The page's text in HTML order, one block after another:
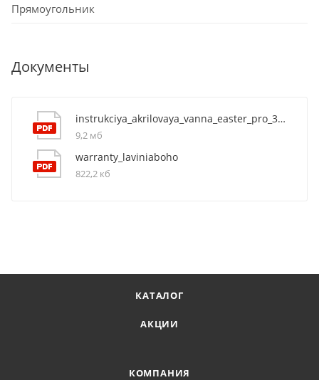
Прямоугольник
Документы
instrukciya_akrilovaya_vanna_easter_pro_37060075
9,2 мб
warranty_laviniaboho
822,2 кб
КАТАЛОГ
АКЦИИ
КОМПАНИЯ